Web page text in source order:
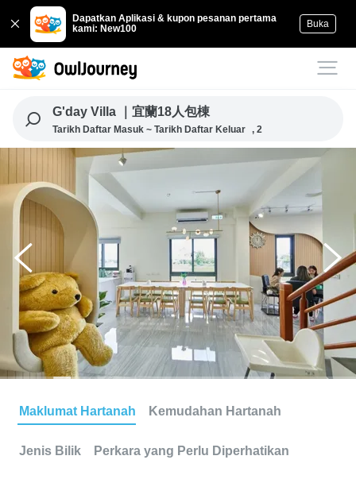
Dapatkan Aplikasi & kupon pesanan pertama
kami: New100
Buka
G'day Villa ｜宜蘭18人包棟
Tarikh Daftar Masuk ~ Tarikh Daftar Keluar , 2
Maklumat Hartanah Kemudahan Hartanah
Jenis Bilik Perkara yang Perlu Diperhatikan